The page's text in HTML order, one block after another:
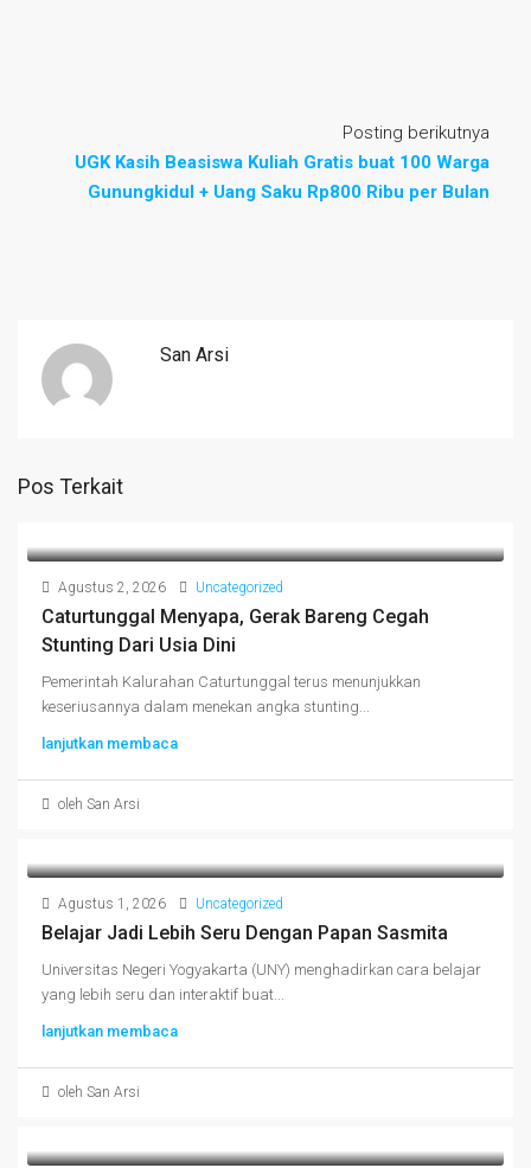
Posting berikutnya
UGK Kasih Beasiswa Kuliah Gratis buat 100 Warga
Gunungkidul + Uang Saku Rp800 Ribu per Bulan
San Arsi
Pos Terkait
Agustus 2, 2026 Uncategorized
Caturtunggal Menyapa, Gerak Bareng Cegah
Stunting Dari Usia Dini
Pemerintah Kalurahan Caturtunggal terus menunjukkan
keseriusannya dalam menekan angka stunting...
lanjutkan membaca
oleh San Arsi
Agustus 1, 2026 Uncategorized
Belajar Jadi Lebih Seru Dengan Papan Sasmita
Universitas Negeri Yogyakarta (UNY) menghadirkan cara belajar
yang lebih seru dan interaktif buat...
lanjutkan membaca
oleh San Arsi